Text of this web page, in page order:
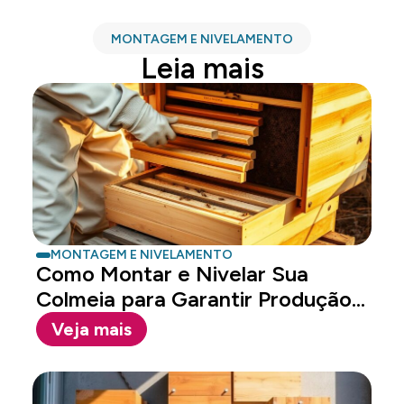
MONTAGEM E NIVELAMENTO
Leia mais
MONTAGEM E NIVELAMENTO
Como Montar e Nivelar Sua
Colmeia para Garantir Produção
e...Veja mais